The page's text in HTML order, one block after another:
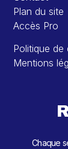
Plan du site
Accès Pro
Politique de
Mentions
Chaque